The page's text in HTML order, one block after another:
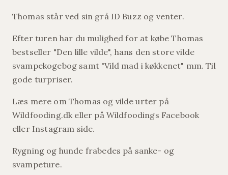
Thomas står ved sin grå ID Buzz og venter.
Efter turen har du mulighed for at købe Thomas
bestseller "Den lille vilde", hans den store vilde
svampekogebog samt "Vild mad i køkkenet" mm. Til
gode turpriser.
Læs mere om Thomas og vilde urter på
Wildfooding.dk eller på Wildfoodings Facebook
eller Instagram side.
Rygning og hunde frabedes på sanke- og
svampeture.